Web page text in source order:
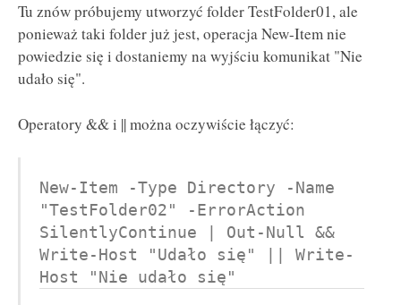
Tu znów próbujemy utworzyć folder TestFolder01, ale
ponieważ taki folder już jest, operacja New-Item nie
powiedzie się i dostaniemy na wyjściu komunikat "Nie
udało się".
Operatory && i || można oczywiście łączyć:
New-Item -Type Directory -Name
"TestFolder02" -ErrorAction
SilentlyContinue | Out-Null &&
Write-Host "Udało się" || Write-
Host "Nie udało się"